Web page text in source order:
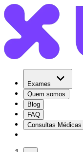
Exames
Quem somos
Blog
FAQ
Consultas Médicas